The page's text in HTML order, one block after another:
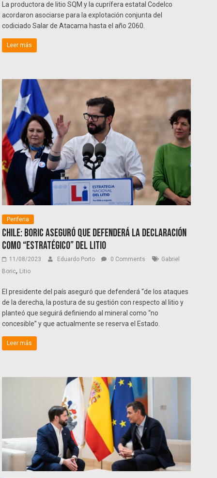
La productora de litio SQM y la cuprífera estatal Codelco
acordaron asociarse para la explotación conjunta del
codiciado Salar de Atacama hasta el año 2060.
Leer más
Periferia
Chile: Boric aseguró que defenderá la declaración
como “estratégico” del litio
11/08/2023 Eduardo Porto 0 Comments
Gabriel
Boric, Litio
El presidente del país aseguró que defenderá “de los ataques
de la derecha, la postura de su gestión con respecto al litio y
planteó que seguirá definiendo al mineral como “no
concesible” y que actualmente se reserva el Estado.
Leer más